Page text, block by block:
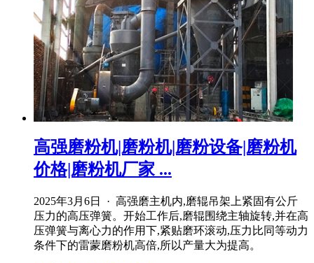
高强磨粉机|磨粉机|磨粉设备|磨粉机
价格|磨粉机厂家 ...
2025年3月6日 · 高强磨主机内,磨辊吊架上紧固有公斤
压力的高压弹簧。开始工作后,磨辊围绕主轴旋转,并在高
压弹簧与离心力的作用下,紧贴磨环滚动,压力比同等动力
条件下的雷蒙磨粉机高倍,所以产量大为提高。